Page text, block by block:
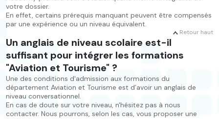
votre dossier.
En effet, certains prérequis manquant peuvent être compensés
par une expérience ou un niveau équivalent.
Retour haut
Un anglais de niveau scolaire est-il
suffisant pour intégrer les formations
"Aviation et Tourisme" ?
Une des conditions d'admission aux formations du
département Aviation et Tourisme est d’avoir un anglais de
niveau conversationnel.
En cas de doute sur votre niveau, n'hésitez pas à nous
contacter. Nous pourrons, selon les cas, vous proposer une